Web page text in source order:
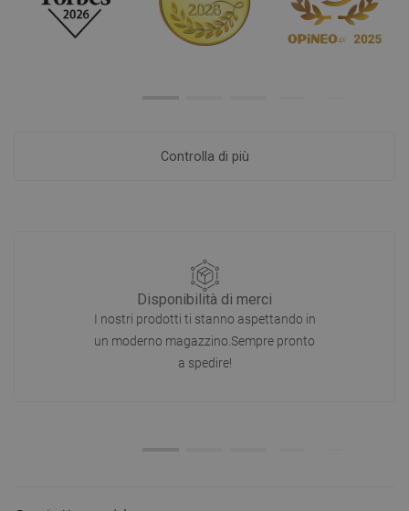
Controlla di più
Disponibilità di merci
I nostri prodotti ti stanno aspettando in
un moderno magazzino.Sempre pronto
a spedire!